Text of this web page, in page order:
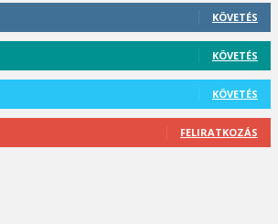
KÖVETÉS
KÖVETÉS
KÖVETÉS
FELIRATKOZÁS